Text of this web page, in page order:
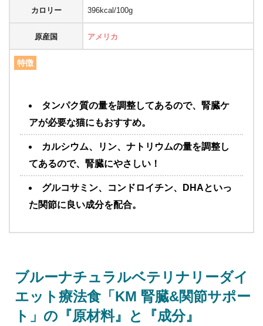
カロリー 396kcal/100g
原産国 アメリカ
特徴
タンパク質の量を調整してあるので、腎臓ケ
アが必要な猫にもおすすめ。
カルシウム、リン、ナトリウムの量を調整し
てあるので、腎臓にやさしい！
グルコサミン、コンドロイチン、DHAといっ
た関節に良い成分を配合。
ブルーナチュラルベテリナリーダイ
エット療法食「KM 腎臓&関節サポー
ト」 の『原材料』と『成分』